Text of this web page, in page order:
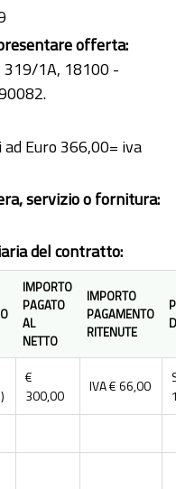
offerta:
319/1A, 18100 -
Euro 366,00= iva
servizio o fornitura:
del contratto:
IMPORTO
PAGATO
AL
NETTO
IMPORTO
PAGAMENTO
RITENUTE
€
300,00
IVA € 66,00